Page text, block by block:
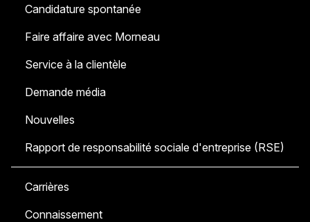
Candidature spontanée
Faire affaire avec Morneau
Service à la clientèle
Demande média
Nouvelles
Rapport de responsabilité sociale d'entreprise (RSE)
Carrières
Connaissement